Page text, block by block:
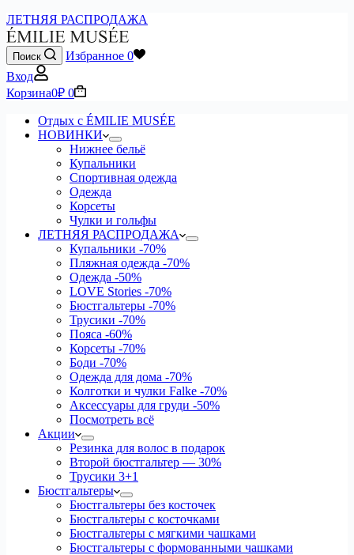
ЛЕТНЯЯ РАСПРОДАЖА
Поиск Избранное 0
Вход
Корзина0₽ 0
Отдых с ÉMILIE MUSÉE
НОВИНКИ
Нижнее бельё
Купальники
Спортивная одежда
Одежда
Корсеты
Чулки и гольфы
ЛЕТНЯЯ РАСПРОДАЖА
Купальники -70%
Пляжная одежда -70%
Одежда -50%
LOVE Stories -70%
Бюстгальтеры -70%
Трусики -70%
Пояса -60%
Корсеты -70%
Боди -70%
Одежда для дома -70%
Колготки и чулки Falke -70%
Аксессуары для груди -50%
Посмотреть всё
Акции
Резинка для волос в подарок
Второй бюстгальтер — 30%
Трусики 3+1
Бюстгальтеры
Бюстгальтеры без косточек
Бюстгальтеры с косточками
Бюстгальтеры с мягкими чашками
Бюстгальтеры с формованными чашками